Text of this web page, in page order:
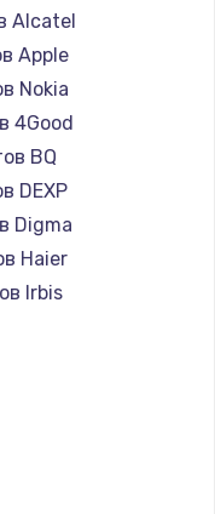
Alcatel
Apple
Nokia
4Good
BQ
DEXP
Digma
Haier
Irbis
Philips